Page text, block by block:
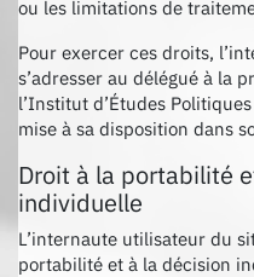
ou les limitations de
Pour exercer ces droits,
s’adresser au délégué à la
l’Institut d’Études
mise à sa disposition dans
Droit à la portabilité
individuelle
L’internaute utilisateur du
portabilité et à la décision